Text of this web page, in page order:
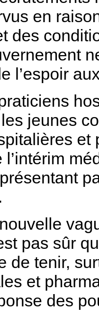
en
des
l’espoir
jeunes
et
pas sûr
de tenir,
et
des